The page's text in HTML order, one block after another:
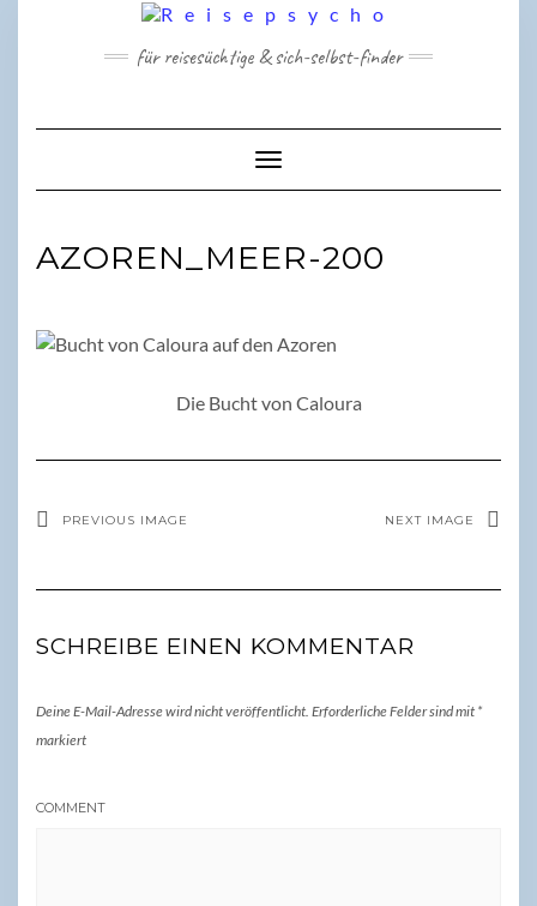
für reisesüchtige & sich-selbst-finder
Toggle Navigation
AZOREN_MEER-200
Die Bucht von Caloura
PREVIOUS IMAGE NEXT IMAGE
SCHREIBE EINEN KOMMENTAR
Deine E-Mail-Adresse wird nicht veröffentlicht. Erforderliche Felder sind mit *
markiert
COMMENT